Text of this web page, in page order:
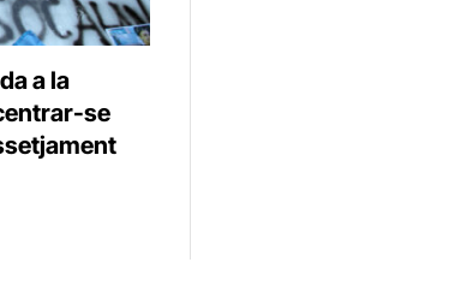
a la
se